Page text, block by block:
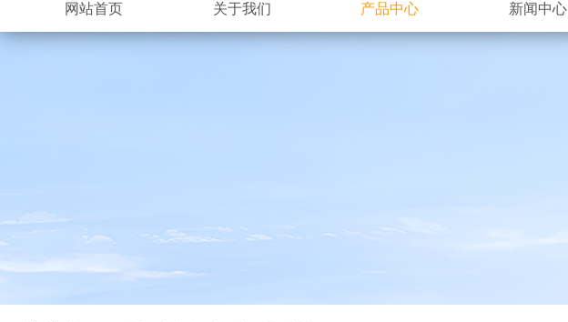
网站首页 关于我们 产品中心 新闻中心